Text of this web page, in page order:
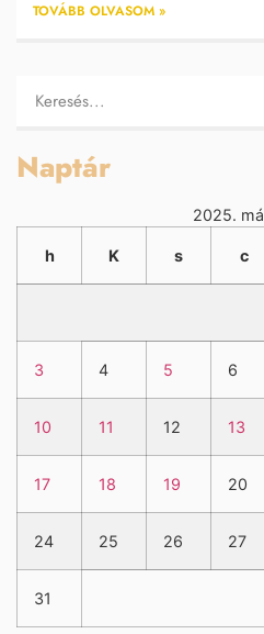
TOVÁBB OLVASOM »
Naptár
2025.
h K s c
3 4 5 6
10 11 12 13
17 18 19 20
24 25 26 27
31